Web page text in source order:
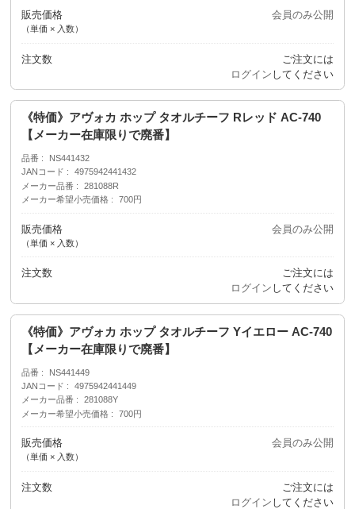
販売価格
（単価 × 入数）
会員のみ公開
注文数
ご注文には
ログイン してください
《特価》アヴォカ ホップ タオルチーフ Rレッド AC-740
【メーカー在庫限りで廃番】
品番
NS441432
JANコード
4975942441432
メーカー品番
281088R
メーカー希望小売価格
700円
販売価格
（単価 × 入数）
会員のみ公開
注文数
ご注文には
ログイン してください
《特価》アヴォカ ホップ タオルチーフ Yイエロー AC-740
【メーカー在庫限りで廃番】
品番
NS441449
JANコード
4975942441449
メーカー品番
281088Y
メーカー希望小売価格
700円
販売価格
（単価 × 入数）
会員のみ公開
注文数
ご注文には
ログイン してください